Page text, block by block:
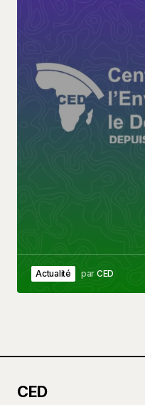
Actualité par CED
CED